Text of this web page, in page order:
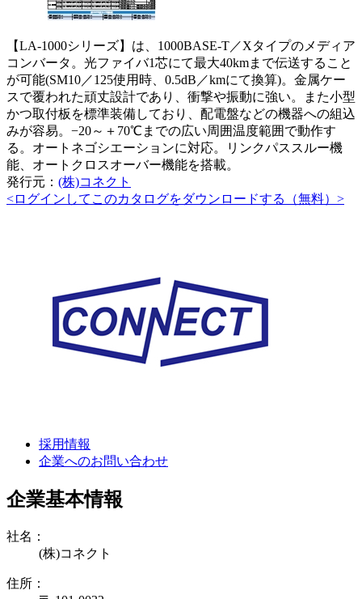
【LA-1000シリーズ】は、1000BASE-T／Xタイプのメディア
コンバータ。光ファイバ1芯にて最大40kmまで伝送すること
が可能(SM10／125使用時、0.5dB／kmにて換算)。金属ケー
スで覆われた頑丈設計であり、衝撃や振動に強い。また小型
かつ取付板を標準装備しており、配電盤などの機器への組込
みが容易。−20～＋70℃までの広い周囲温度範囲で動作す
る。オートネゴシエーションに対応。リンクパススルー機
能、オートクロスオーバー機能を搭載。
発行元： (株)コネクト
<ログインしてこのカタログをダウンロードする（無料）>
採用情報
企業へのお問い合わせ
企業基本情報
社名：
(株)コネクト
住所：